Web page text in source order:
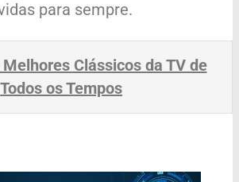
para sempre.
Clássicos da TV de
Todos os Tempos